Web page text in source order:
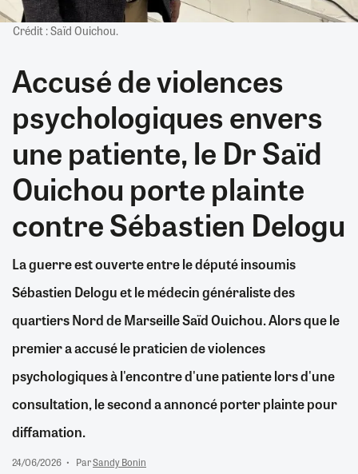
Crédit : Saïd Ouichou.
Accusé de violences
psychologiques envers
une patiente, le Dr Saïd
Ouichou porte plainte
contre Sébastien Delogu
La guerre est ouverte entre le député insoumis
Sébastien Delogu et le médecin généraliste des
quartiers Nord de Marseille Saïd Ouichou. Alors que le
premier a accusé le praticien de violences
psychologiques à l'encontre d'une patiente lors d'une
consultation, le second a annoncé porter plainte pour
diffamation.
24/06/2026 ParSandy Bonin